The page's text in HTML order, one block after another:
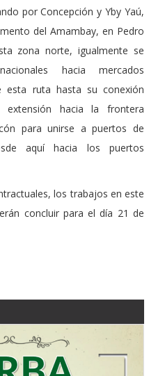
por Concepción y Yby Yaú,
del Amambay, en Pedro
zona norte, igualmente se
hacia mercados
esta ruta hasta su conexión
hacia la frontera
para unirse a puertos de
aquí hacia los puertos
los trabajos en este
concluir para el día 21 de